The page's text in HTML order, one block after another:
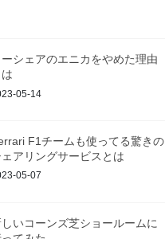
ーシェアのエニカをやめた理由
05-14
F1チームも使ってる驚きの
ェアリングサービスとは
05-07
しいコーンズ芝ショールームに